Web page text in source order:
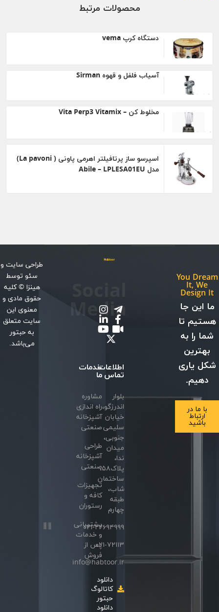
محصولات مرتبط
دستگاه کرپ vema
آسیاب فلفل و قهوه Sirman
مخلوط کن – Vita Perp3 Vitamix
اسپرسو ساز پرتافیلتر اهرمی پاونی ( La pavoni)
مدل Abile – LPLESA01EU
You Dream
It, We
Design It
ما این جا
هستیم تا
شما را به
بهترین
شکل یاری
دهیم.
با ما در
ارتباط
باشید
اطلاعات
تماس
بلوار
اندرزگو،
خیابان
سلیمی
جنوبی،
میدان
ندا،
پلاک۵۸،
ساختمان
شاب،
طبقه
چهارم
۰۲۱-۲۲۶۹۴۹۹۹
۰۲۱-۷۲۱۱۳
info@habtoor.ir
دانلود
کاتالوگ
حبتور
دانلود
Media
خدمات
ما
مشاوره
راه اندازی
آشپزخانه
صنعتی
طراحی
آشپزخانه
صنعتی
تجهیزات
کافه و
رستوران
پشتیبانی
و خدمات
پس از
فروش
طراحی سایتو
سئوتوسط
هینزا © کلیه
حقوق مادی و
معنوی این
سایت متعلق
به حبتور
می‌باشد.